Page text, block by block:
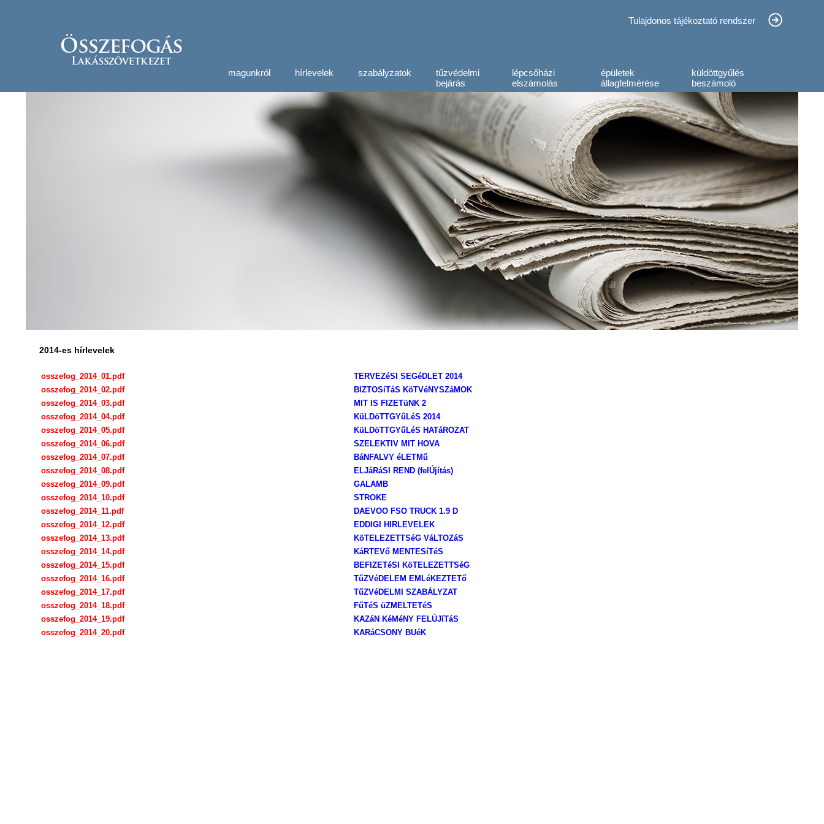
Tulajdonos tájékoztató rendszer
magunkról hírlevelek szabályzatok
tűzvédelmi
bejárás
lépcsőházi
elszámolás
épületek
állagfelmérése
küldöttgyűlés
beszámoló
2014-es hírlevelek
osszefog_2014_01.pdf
TERVEZéSI SEGéDLET 2014
osszefog_2014_02.pdf
BIZTOSíTáS KöTVéNYSZáMOK
osszefog_2014_03.pdf
MIT IS FIZETüNK 2
osszefog_2014_04.pdf
KüLDöTTGYűLéS 2014
osszefog_2014_05.pdf
KüLDöTTGYűLéS HATáROZAT
osszefog_2014_06.pdf
SZELEKTIV MIT HOVA
osszefog_2014_07.pdf
BáNFALVY éLETMű
osszefog_2014_08.pdf
ELJáRáSI REND (felÚjítás)
osszefog_2014_09.pdf
GALAMB
osszefog_2014_10.pdf
STROKE
osszefog_2014_11.pdf
DAEVOO FSO TRUCK 1.9 D
osszefog_2014_12.pdf
EDDIGI HIRLEVELEK
osszefog_2014_13.pdf
KöTELEZETTSéG VáLTOZáS
osszefog_2014_14.pdf
KáRTEVő MENTESíTéS
osszefog_2014_15.pdf
BEFIZETéSI KöTELEZETTSéG
osszefog_2014_16.pdf
TűZVéDELEM EMLéKEZTETő
osszefog_2014_17.pdf
TűZVéDELMI SZABÁLYZAT
osszefog_2014_18.pdf
FűTéS üZMELTETéS
osszefog_2014_19.pdf
KAZáN KéMéNY FELÚJíTáS
osszefog_2014_20.pdf
KARáCSONY BUéK